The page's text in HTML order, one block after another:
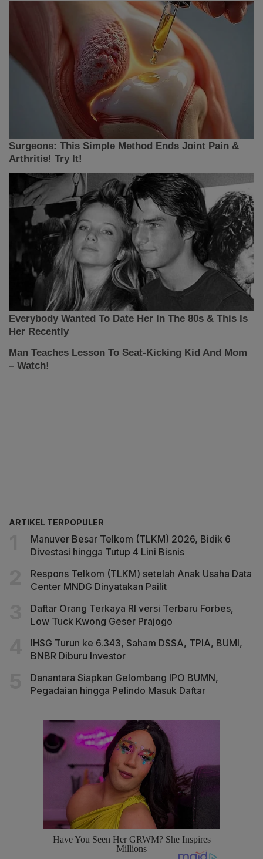
ARTIKEL TERPOPULER
Manuver Besar Telkom (TLKM) 2026, Bidik 6
Divestasi hingga Tutup 4 Lini Bisnis
Respons Telkom (TLKM) setelah Anak Usaha Data
Center MNDG Dinyatakan Pailit
Daftar Orang Terkaya RI versi Terbaru Forbes,
Low Tuck Kwong Geser Prajogo
IHSG Turun ke 6.343, Saham DSSA, TPIA, BUMI,
BNBR Diburu Investor
Danantara Siapkan Gelombang IPO BUMN,
Pegadaian hingga Pelindo Masuk Daftar